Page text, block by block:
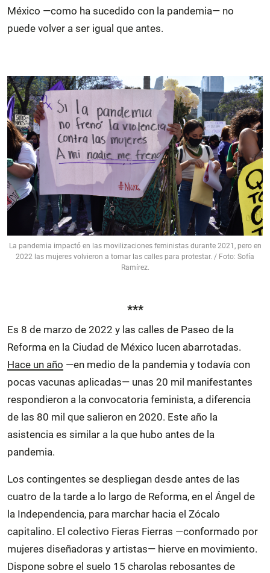
México —como ha sucedido con la pandemia— no
puede volver a ser igual que antes.
La pandemia impactó en las movilizaciones feministas durante 2021, pero en
2022 las mujeres volvieron a tomar las calles para protestar. / Foto: Sofía
Ramírez.
***
Es 8 de marzo de 2022 y las calles de Paseo de la
Reforma en la Ciudad de México lucen abarrotadas.
Hace un año —en medio de la pandemia y todavía con
pocas vacunas aplicadas— unas 20 mil manifestantes
respondieron a la convocatoria feminista, a diferencia
de las 80 mil que salieron en 2020. Este año la
asistencia es similar a la que hubo antes de la
pandemia.
Los contingentes se despliegan desde antes de las
cuatro de la tarde a lo largo de Reforma, en el Ángel de
la Independencia, para marchar hacia el Zócalo
capitalino. El colectivo Fieras Fierras —conformado por
mujeres diseñadoras y artistas— hierve en movimiento.
Dispone sobre el suelo 15 charolas rebosantes de